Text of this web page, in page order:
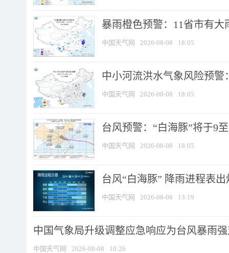
暴雨橙色预警：11省市有
中国天气网 2026-08-08 18:05
中小河流洪水气象风险预
中国天气网 2026-08-08 18:05
台风预警：“白海豚”将于9
中国天气网 2026-08-08 18:05
台风“白海豚” 降雨进程表
中国天气网 2026-08-08 13:19
中国气象局升级调整应急响应为台风暴雨
中国天气网 2026-08-08 10:26